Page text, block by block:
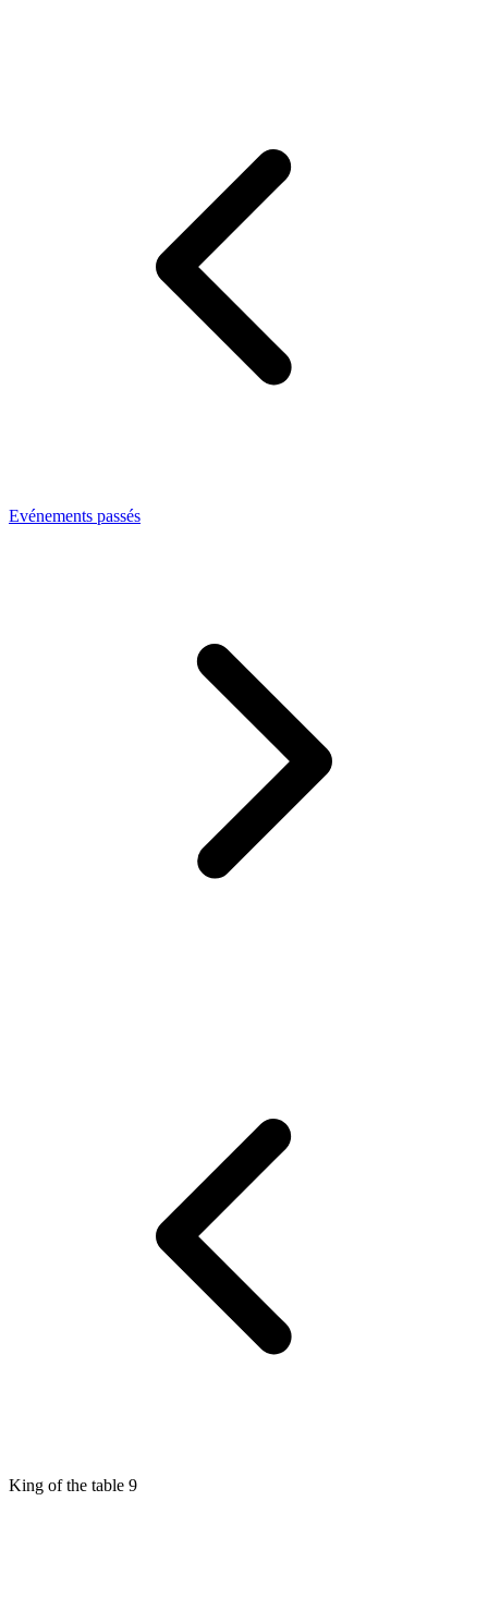
Evénements passés
King of the table 9